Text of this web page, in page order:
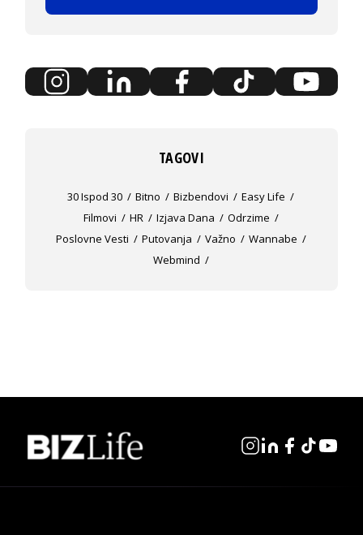
TAGOVI
30 Ispod 30 Bitno Bizbendovi
Easy Life
Filmovi
HR Izjava Dana
Odrzime
Poslovne Vesti
Putovanja Važno
Wannabe
Webmind